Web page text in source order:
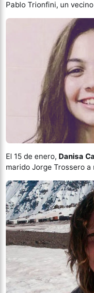
Pablo Trionfini, un
El 15 de enero, Danisa
marido Jorge Trossero